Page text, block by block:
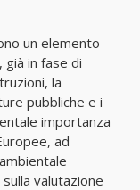
un elemento
in fase di
la
pubbliche e i
importanza
ad
valutazione